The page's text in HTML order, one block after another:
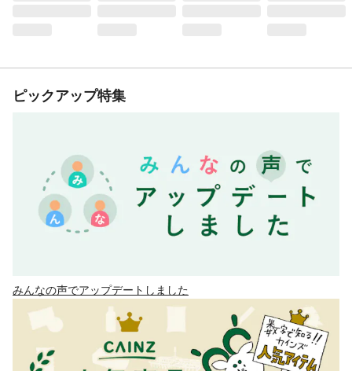
ピックアップ特集
みんなの声でアップデートしました